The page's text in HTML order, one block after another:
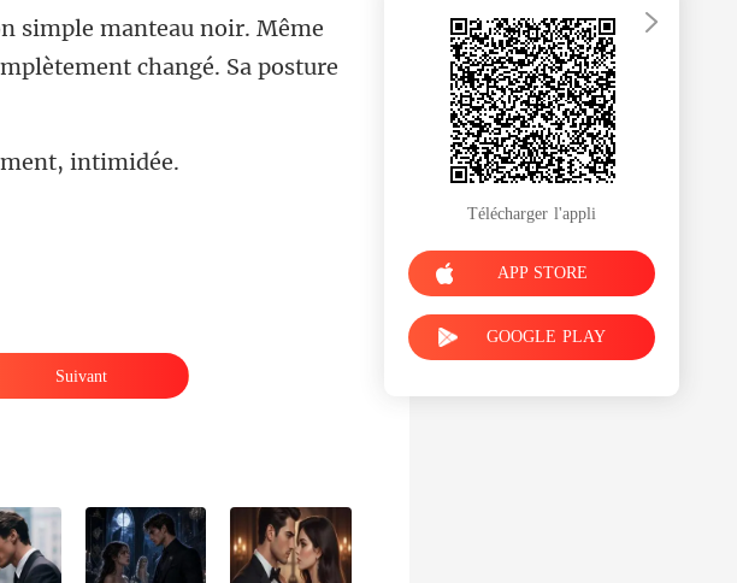
nteau noir. Même
Suivant
Télécharger l'appli
APP STORE
GOOGLE PLAY